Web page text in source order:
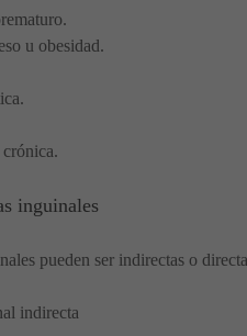
u obesidad.
inguinales
pueden ser indirectas o
indirecta